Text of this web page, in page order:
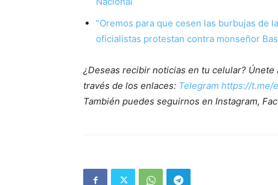
“Oremos para que cesen las burbujas de
oficialistas protestan contra monseñor
¿Deseas recibir noticias en tu celular?
través de los enlaces: Telegram https://t.me/
También puedes seguirnos en Instagram,